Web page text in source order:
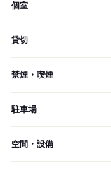
個室
貸切
禁煙・喫煙
駐車場
空間・設備